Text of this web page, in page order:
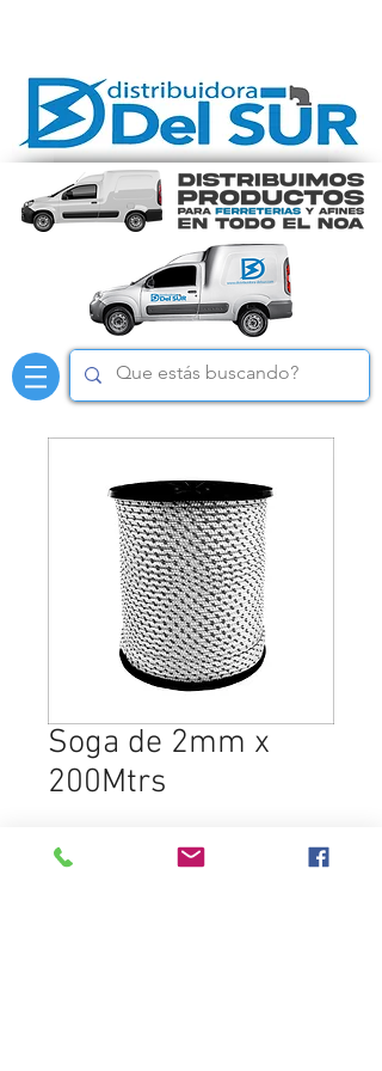
Soga de 2mm x
200Mtrs
SELECCIONAR PRODUCTO